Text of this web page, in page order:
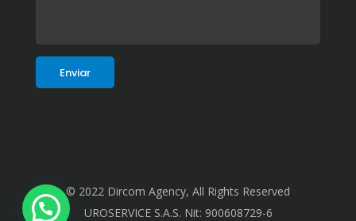
© 2022 Dircom Agency, All Rights Reserved
UROSERVICE S.A.S. Nit: 900608729-6